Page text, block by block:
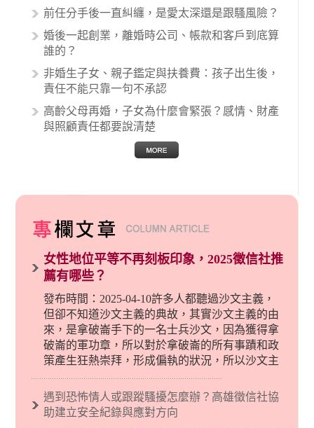
的內容其實非常多，有些案例…
前任分手後一直糾纏，是愛太深還是跟騷風險？
婚後一起創業，離婚時公司、帳款和客戶到底算
誰的？
非婚生子女、親子鑑定與扶養費：孩子出生後，
責任不能只靠一句不承認
高齡父母再婚，子女為什麼會緊張？感情、財產
與照顧責任都要說清楚
女性地位平等不再刻板印象，2025徵信社推
薦有哪些？
發布時間：2025-04-10許多人都聽過沙文主義，
但卻不知道沙文主義的典故，其實沙文主義的由
來，是拿破崙手下的一名士兵沙文，因為獲得拿
破崙的軍功章，所以對於拿破崙的所有事蹟和政
策產生狂熱崇拜，形成偏執的狀況，所以沙文主
義後來就被拿來暗指偏見和歧視，而且有沙文主
義傾向的人，通常對於自己的國家和民族有超強
烈的卓越感，因而瞧不起其他國家的人，所以沙
遇到恐怖情人或跟蹤騷擾怎麼辦？高雄徵信社協
助建立安全紀錄與應對方向